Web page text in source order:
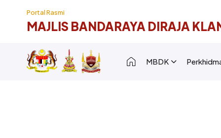
Portal Rasmi
MAJLIS BANDARAYA DIRAJA
Main navigation
MBDK